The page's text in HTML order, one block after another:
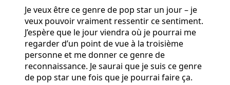
Je veux être ce genre de pop star un jour – je
veux pouvoir vraiment ressentir ce sentiment.
J’espère que le jour viendra où je pourrai me
regarder d’un point de vue à la troisième
personne et me donner ce genre de
reconnaissance. Je saurai que je suis ce genre
de pop star une fois que je pourrai faire ça.